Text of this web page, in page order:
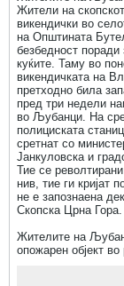
Жители на
викендички во
на Општината
безбедност
куќите. Таму во
викендичката на
претходно била
пред три недели
во Љубанци. На
полициската
сретнат со
Јанкуловска и
Тие се
нив, тие ги кријат
не е запознаена
Скопска Црна Гора.
Жителите на
опожарен објект